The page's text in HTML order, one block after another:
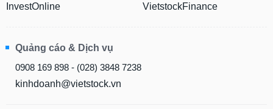
InvestOnline
VietstockFinance
Quảng cáo & Dịch vụ
0908 169 898 - (028) 3848 7238
kinhdoanh@vietstock.vn